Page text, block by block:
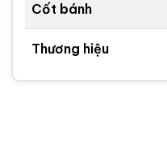
Cốt bánh
Thương hiệu